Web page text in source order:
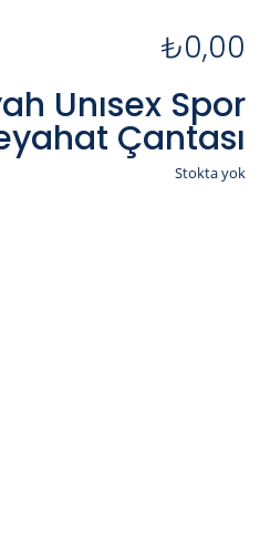
₺0,00
Unısex Spor
Çantası
Stokta yok